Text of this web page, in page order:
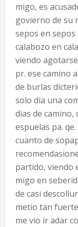
migo, es
govierno de su
sepos en
calabozo en
viendo
pr. ese camino
de burlas
solo dia una
dias de camino,
espuelas pa.
cuanto de
partido, viendo
migo en
de casi
metio tan
me vio ir adar